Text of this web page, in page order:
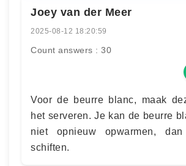
Joey van der Meer
2025-08-12 18:20:59
Count answers : 30
Voor de beurre blanc, maak
het serveren. Je kan de beurre
niet opnieuw opwarmen,
schiften.